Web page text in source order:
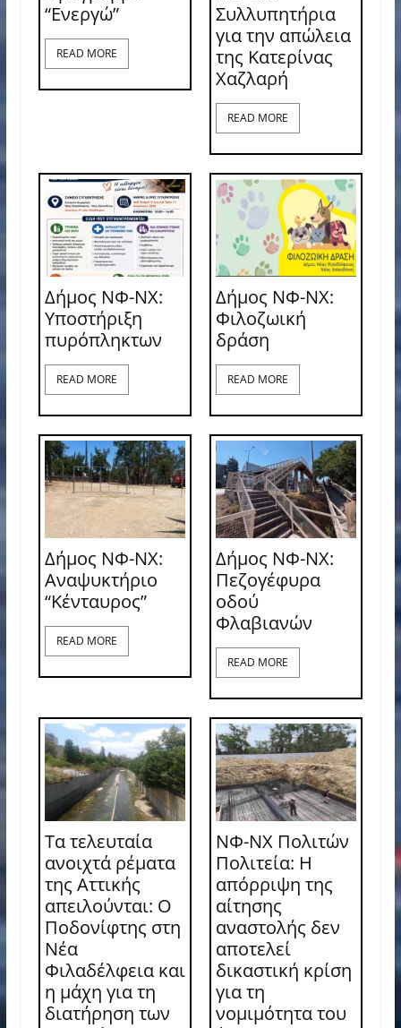
“Ενεργώ”
READ MORE
Συλλυπητήρια
για την απώλεια
της Κατερίνας
Χαζλαρή
READ MORE
Δήμος ΝΦ-ΝΧ:
Υποστήριξη
πυρόπληκτων
READ MORE
Δήμος ΝΦ-ΝΧ:
Φιλοζωική
δράση
READ MORE
Δήμος ΝΦ-ΝΧ:
Αναψυκτήριο
“Κένταυρος”
READ MORE
Δήμος ΝΦ-ΝΧ:
Πεζογέφυρα
οδού
Φλαβιανών
READ MORE
Τα τελευταία
ανοιχτά ρέματα
της Αττικής
απειλούνται: Ο
Ποδονίφτης στη
Νέα
Φιλαδέλφεια και
η μάχη για τη
διατήρηση των
ΝΦ-ΝΧ Πολιτών
Πολιτεία: Η
απόρριψη της
αίτησης
αναστολής δεν
αποτελεί
δικαστική κρίση
για τη
νομιμότητα του